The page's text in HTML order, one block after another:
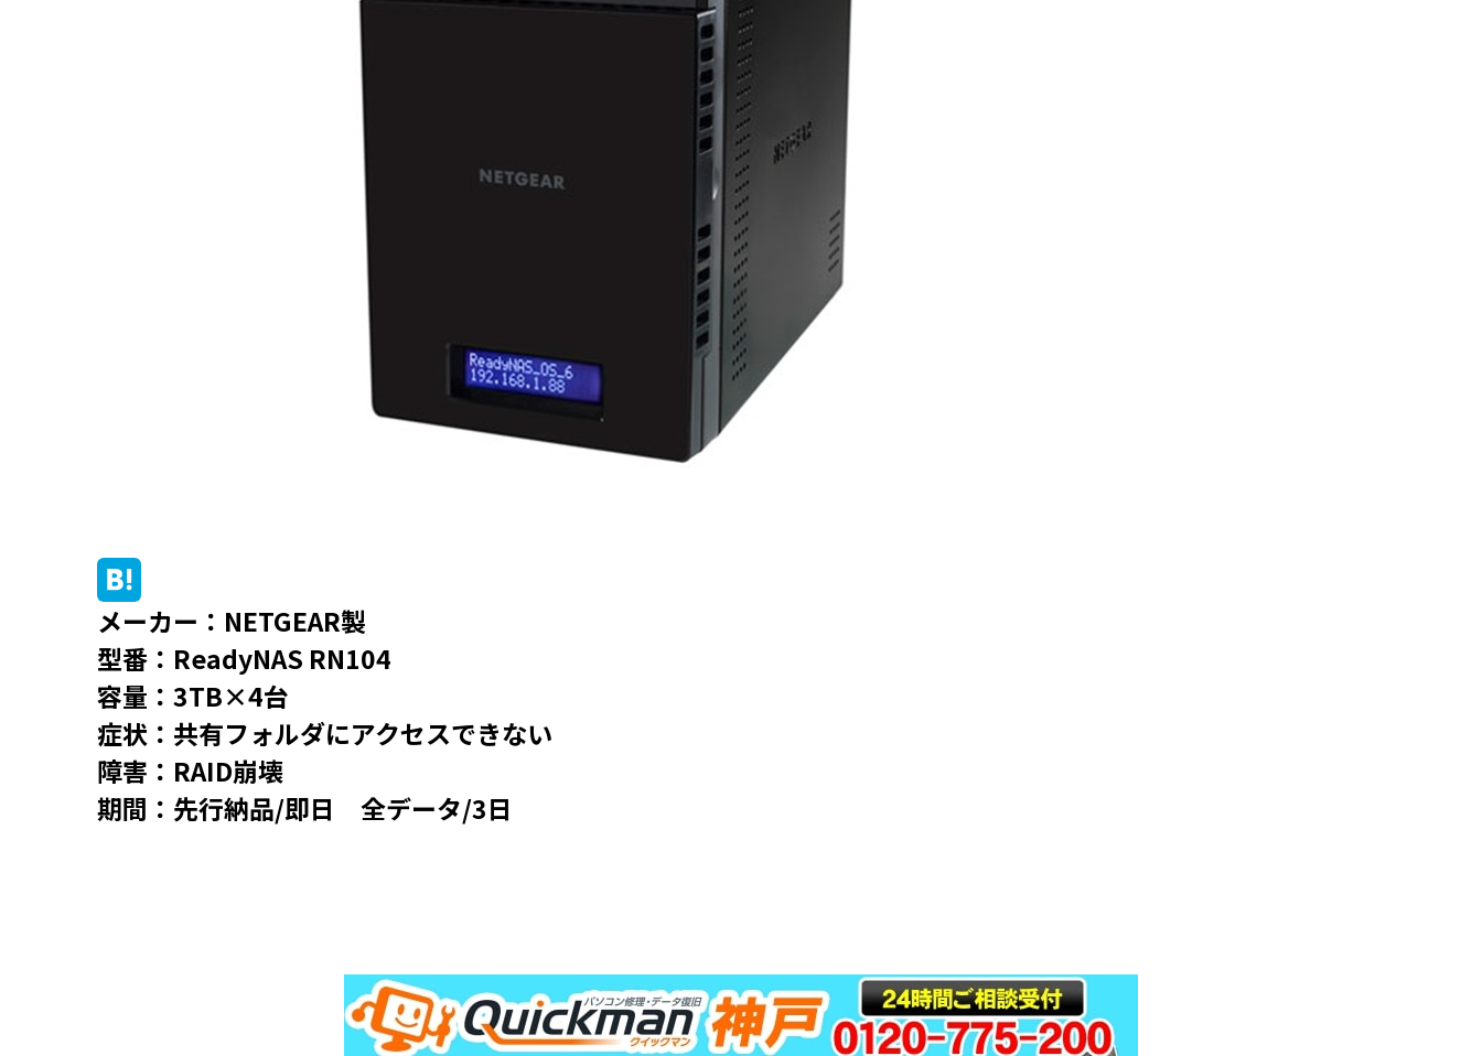
メーカー：NETGEAR製
型番：ReadyNAS RN104
容量：3TB×4台
症状：共有フォルダにアクセスできない
障害：RAID崩壊
期間：先行納品/即日 全データ/3日